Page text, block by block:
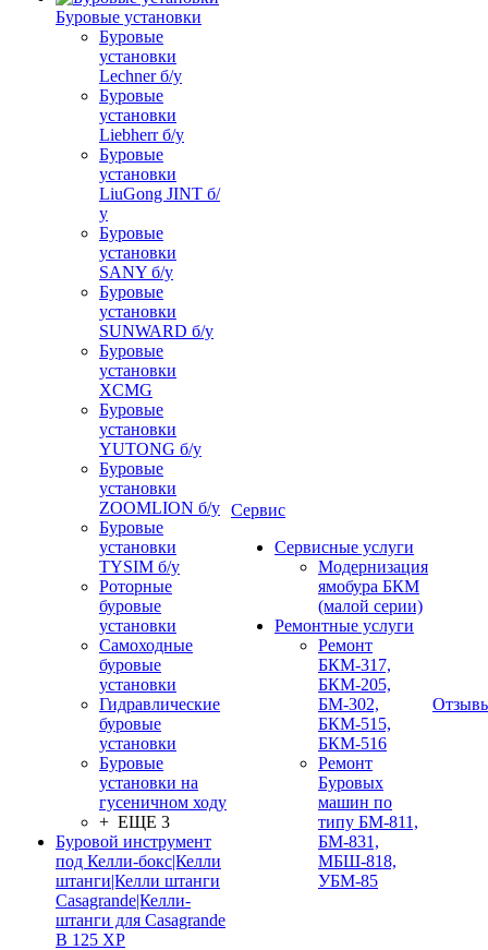
Буровые установки
Буровые
установки
Lechner б/у
Буровые
установки
Liebherr б/у
Буровые
установки
LiuGong JINT б/
у
Буровые
установки
SANY б/у
Буровые
установки
SUNWARD б/у
Буровые
установки
XCMG
Буровые
установки
YUTONG б/у
Буровые
установки
ZOOMLION б/у
Буровые
установки
TYSIM б/у
Роторные
буровые
установки
Самоходные
буровые
установки
Гидравлические
буровые
установки
Буровые
установки на
гусеничном ходу
+ ЕЩЕ 3
Буровой инструмент
под Келли-бокс|Келли
штанги|Келли штанги
Casagrande|Келли-
штанги для Casagrande
B 125 XP
Сервис
Сервисные услуги
Модернизация
ямобура БКМ
(малой серии)
Ремонтные услуги
Ремонт
БКМ-317,
БКМ-205,
БМ-302,
БКМ-515,
БКМ-516
Ремонт
Буровых
машин по
типу БМ-811,
БМ-831,
МБШ-818,
УБМ-85